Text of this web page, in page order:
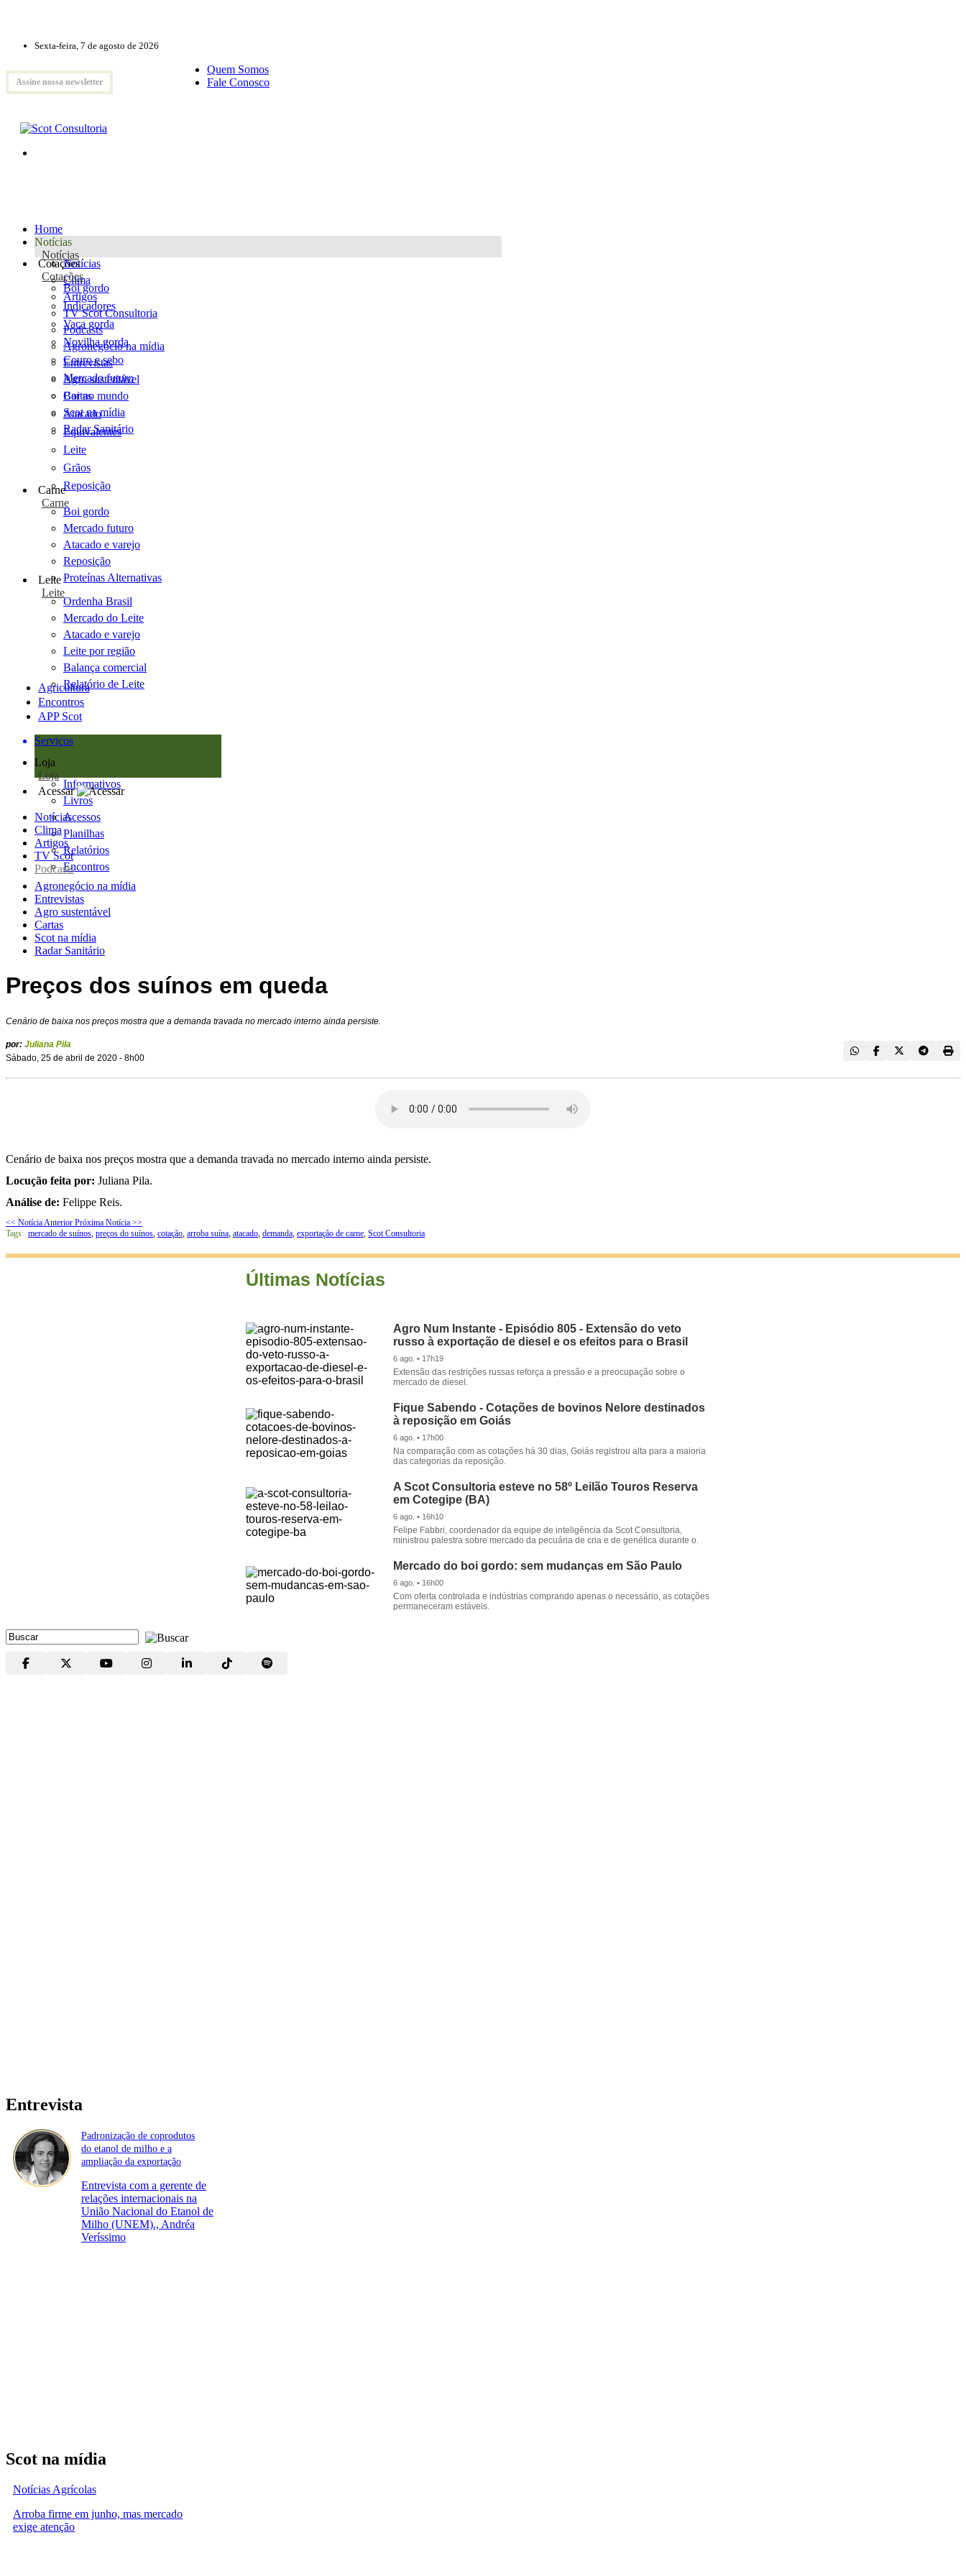
Sexta-feira, 7 de agosto de 2026
Assine nossa newsletter
Quem Somos
Fale Conosco
Home
Notícias
Notícias
Notícias
Clima
Artigos
TV Scot Consultoria
Podcasts
Agronegócio na mídia
Entrevistas
Agro sustentável
Cartas
Scot na mídia
Radar Sanitário
Cotações
Cotações
Boi gordo
Indicadores
Vaca gorda
Novilha gorda
Couro e sebo
Mercado futuro
Boi no mundo
Atacado
Equivalentes
Leite
Grãos
Reposição
Carne
Carne
Boi gordo
Mercado futuro
Atacado e varejo
Reposição
Proteínas Alternativas
Leite
Leite
Ordenha Brasil
Mercado do Leite
Atacado e varejo
Leite por região
Balança comercial
Relatório de Leite
Agricultura
Encontros
APP Scot
Serviços
Loja
Loja
Informativos
Livros
Acessos
Planilhas
Relatórios
Encontros
Acessar
Notícias
Clima
Artigos
TV Scot
Podcasts
Agronegócio na mídia
Entrevistas
Agro sustentável
Cartas
Scot na mídia
Radar Sanitário
Preços dos suínos em queda
Cenário de baixa nos preços mostra que a demanda travada no mercado interno ainda persiste.
por: Juliana Pila
Sábado, 25 de abril de 2020 - 8h00
Cenário de baixa nos preços mostra que a demanda travada no mercado interno ainda persiste.
Locução feita por: Juliana Pila.
Análise de: Felippe Reis.
<< Notícia Anterior Próxima Notícia >>
Tags: mercado de suínos, preços do suínos, cotação, arroba suína, atacado, demanda, exportação de carne, Scot Consultoria
Últimas Notícias
Agro Num Instante - Episódio 805 - Extensão do veto
russo à exportação de diesel e os efeitos para o Brasil
6 ago. • 17h19
Extensão das restrições russas reforça a pressão e a preocupação sobre o
mercado de diesel.
Fique Sabendo - Cotações de bovinos Nelore destinados
à reposição em Goiás
6 ago. • 17h00
Na comparação com as cotações há 30 dias, Goiás registrou alta para a maioria
das categorias da reposição.
A Scot Consultoria esteve no 58º Leilão Touros Reserva
em Cotegipe (BA)
6 ago. • 16h10
Felipe Fabbri, coordenador da equipe de inteligência da Scot Consultoria,
ministrou palestra sobre mercado da pecuária de cria e de genética durante o.
Mercado do boi gordo: sem mudanças em São Paulo
6 ago. • 16h00
Com oferta controlada e indústrias comprando apenas o necessário, as cotações
permaneceram estáveis.
Entrevista
Padronização de coprodutos
do etanol de milho e a
ampliação da exportação
Entrevista com a gerente de
relações internacionais na
União Nacional do Etanol de
Milho (UNEM)., Andréa
Veríssimo
Scot na mídia
Notícias Agrícolas
Arroba firme em junho, mas mercado
exige atenção